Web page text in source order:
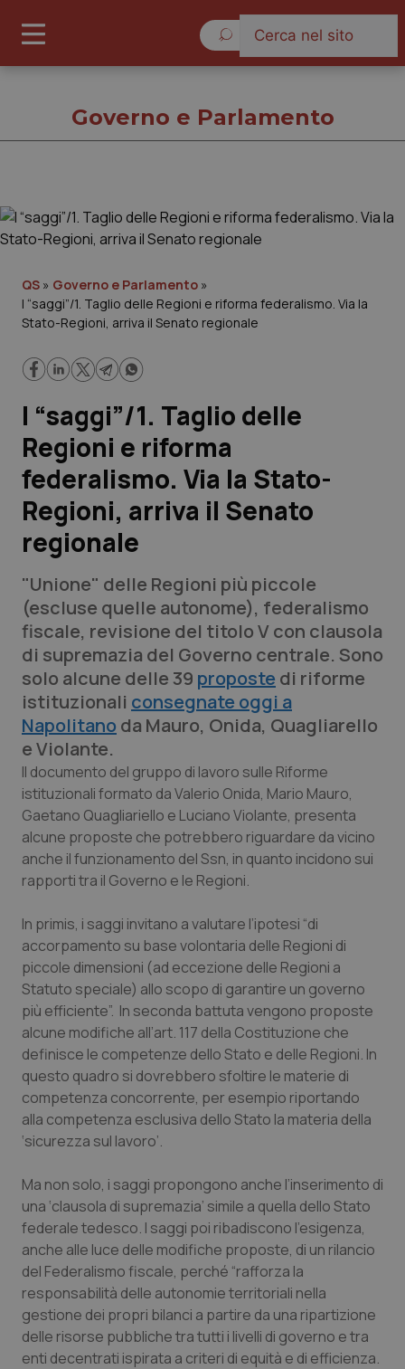
Governo e Parlamento
Regioni e Asl
Lavoro e Professioni
Scienza e Farmaci
Studi e Analisi
Lettere al direttore
Edizioni Regionali
QS Pro
Professionisti Sanitari.AI
Abruzzo
Basilicata
Calabria
Campania
Emilia-Romagna
Friuli Venezia Giulia
Lazio
Liguria
Lombardia
Marche
Molise
Piemonte
Provincia Autonoma di Bolzano
Provincia Autonoma di Trento
QS Pro Gold
Artrite & artrosi
Asma & BPCO
Car-T
Colesterolo & coronaropatie
Dermatite Atopica
Diabete & glucometri
Disturbi dell’umore
Dolore
Donna & Salute
Epatiti
HIV
Infezioni & Febbre
Ipertensione & Scompenso
QS Club Newsletter
Governo e Parlamento
QS » Governo e Parlamento »
I “saggi”/1. Taglio delle Regioni e riforma federalismo. Via la
Stato-Regioni, arriva il Senato regionale
I “saggi”/1. Taglio delle
Regioni e riforma
federalismo. Via la Stato-
Regioni, arriva il Senato
regionale
"Unione" delle Regioni più piccole
(escluse quelle autonome), federalismo
fiscale, revisione del titolo V con clausola
di supremazia del Governo centrale. Sono
solo alcune delle 39 proposte di riforme
istituzionali consegnate oggi a
Napolitano da Mauro, Onida, Quagliarello
e Violante.
Il documento del gruppo di lavoro sulle Riforme
istituzionali formato da Valerio Onida, Mario Mauro,
Gaetano Quagliariello e Luciano Violante, presenta
alcune proposte che potrebbero riguardare da vicino
anche il funzionamento del Ssn, in quanto incidono sui
rapporti tra il Governo e le Regioni.
In primis, i saggi invitano a valutare l’ipotesi “di
accorpamento su base volontaria delle Regioni di
piccole dimensioni (ad eccezione delle Regioni a
Statuto speciale) allo scopo di garantire un governo
più efficiente”. In seconda battuta vengono proposte
alcune modifiche all’art. 117 della Costituzione che
definisce le competenze dello Stato e delle Regioni. In
questo quadro si dovrebbero sfoltire le materie di
competenza concorrente, per esempio riportando
alla competenza esclusiva dello Stato la materia della
‘sicurezza sul lavoro’.
Ma non solo, i saggi propongono anche l’inserimento di
una ‘clausola di supremazia’ simile a quella dello Stato
federale tedesco. I saggi poi ribadiscono l’esigenza,
anche alle luce delle modifiche proposte, di un rilancio
del Federalismo fiscale, perché “rafforza la
responsabilità delle autonomie territoriali nella
gestione dei propri bilanci a partire da una ripartizione
delle risorse pubbliche tra tutti i livelli di governo e tra
enti decentrati ispirata a criteri di equità e di efficienza.